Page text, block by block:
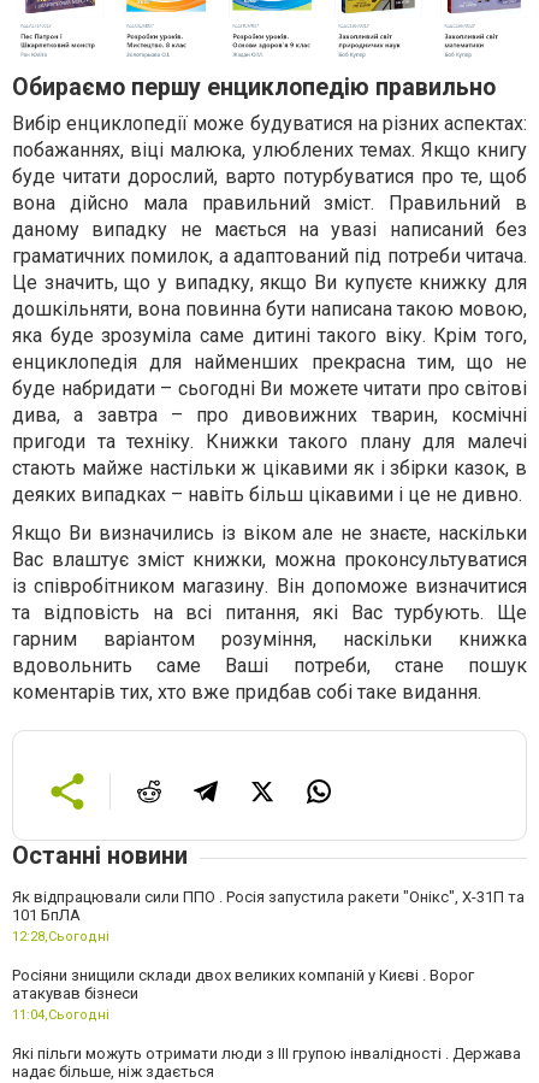
Обираємо першу енциклопедію правильно
Вибір енциклопедії може будуватися на різних аспектах:
побажаннях, віці малюка, улюблених темах. Якщо книгу
буде читати дорослий, варто потурбуватися про те, щоб
вона дійсно мала правильний зміст. Правильний в
даному випадку не мається на увазі написаний без
граматичних помилок, а адаптований під потреби читача.
Це значить, що у випадку, якщо Ви купуєте книжку для
дошкільняти, вона повинна бути написана такою мовою,
яка буде зрозуміла саме дитині такого віку. Крім того,
енциклопедія для найменших прекрасна тим, що не
буде набридати – сьогодні Ви можете читати про світові
дива, а завтра – про дивовижних тварин, космічні
пригоди та техніку. Книжки такого плану для малечі
стають майже настільки ж цікавими як і збірки казок, в
деяких випадках – навіть більш цікавими і це не дивно.
Якщо Ви визначились із віком але не знаєте, наскільки
Вас влаштує зміст книжки, можна проконсультуватися
із співробітником магазину. Він допоможе визначитися
та відповість на всі питання, які Вас турбують. Ще
гарним варіантом розуміння, наскільки книжка
вдовольнить саме Ваші потреби, стане пошук
коментарів тих, хто вже придбав собі таке видання.
Останні новини
Як відпрацювали сили ППО . Росія запустила ракети "Онікс", Х-31П та
101 БпЛА
12:28,Сьогодні
Росіяни знищили склади двох великих компаній у Києві . Ворог
атакував бізнеси
11:04,Сьогодні
Які пільги можуть отримати люди з III групою інвалідності . Держава
надає більше, ніж здається